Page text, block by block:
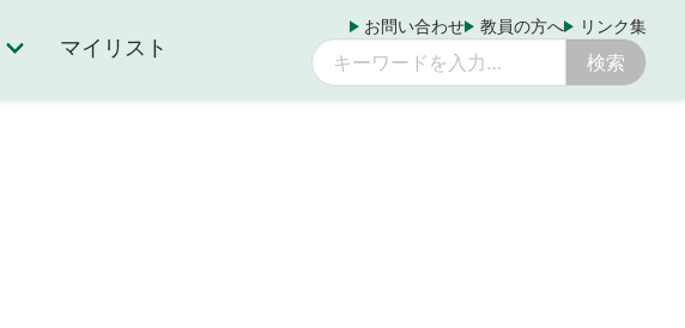
マイリスト
お問い合わせ 教員の方へ リンク集